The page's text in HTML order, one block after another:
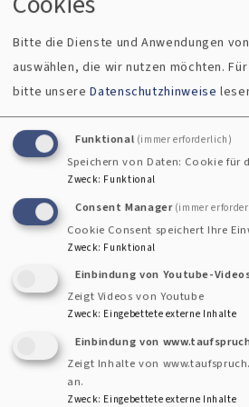
Budget für die Tagespflege. Es wird
angerechnet und verfällt, wenn es
genommen wird.
Damit bietet Uffenheim ein
die neue Tagespflege in Uffenheim
Bitte die Dienste und Anwendungen
auswählen, die wir nutzen möchten.
bitte unsereDatenschutzhinweise
Funktional (immer erforderlich)
Speichern von Daten: Cookie für
Zweck: Funktional
Consent Manager (immer
Cookie Consent speichert Ihre
Zweck: Funktional
Einbindung von Youtube-
Zeigt Videos von Youtube
Zweck: Eingebettete externe Inhalte
Einbindung von
Zeigt Inhalte von
an.
Zweck: Eingebettete externe Inhalte